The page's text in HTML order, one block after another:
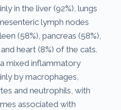
in the liver (92%), lungs
lymph nodes
(58%), pancreas (58%),
heart (8%) of the cats.
mixed inflammatory
by macrophages,
and neutrophils, with
associated with